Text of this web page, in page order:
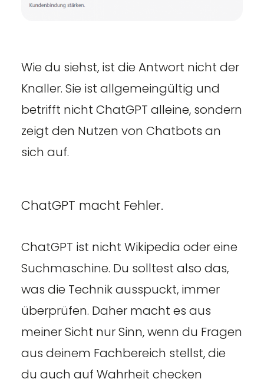
Wie du siehst, ist die Antwort nicht der
Knaller. Sie ist allgemeingültig und
betrifft nicht ChatGPT alleine, sondern
zeigt den Nutzen von Chatbots an
sich auf.
ChatGPT macht Fehler.
ChatGPT ist nicht Wikipedia oder eine
Suchmaschine. Du solltest also das,
was die Technik ausspuckt, immer
überprüfen. Daher macht es aus
meiner Sicht nur Sinn, wenn du Fragen
aus deinem Fachbereich stellst, die
du auch auf Wahrheit checken